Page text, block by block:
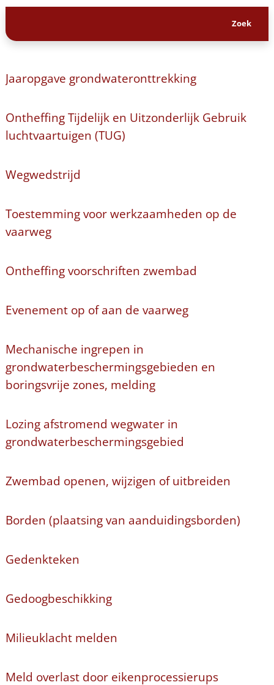
Jaaropgave grondwateronttrekking
Ontheffing Tijdelijk en Uitzonderlijk Gebruik
luchtvaartuigen (TUG)
Wegwedstrijd
Toestemming voor werkzaamheden op de
vaarweg
Ontheffing voorschriften zwembad
Evenement op of aan de vaarweg
Mechanische ingrepen in
grondwaterbeschermingsgebieden en
boringsvrije zones, melding
Lozing afstromend wegwater in
grondwaterbeschermingsgebied
Zwembad openen, wijzigen of uitbreiden
Borden (plaatsing van aanduidingsborden)
Gedenkteken
Gedoogbeschikking
Milieuklacht melden
Meld overlast door eikenprocessierups